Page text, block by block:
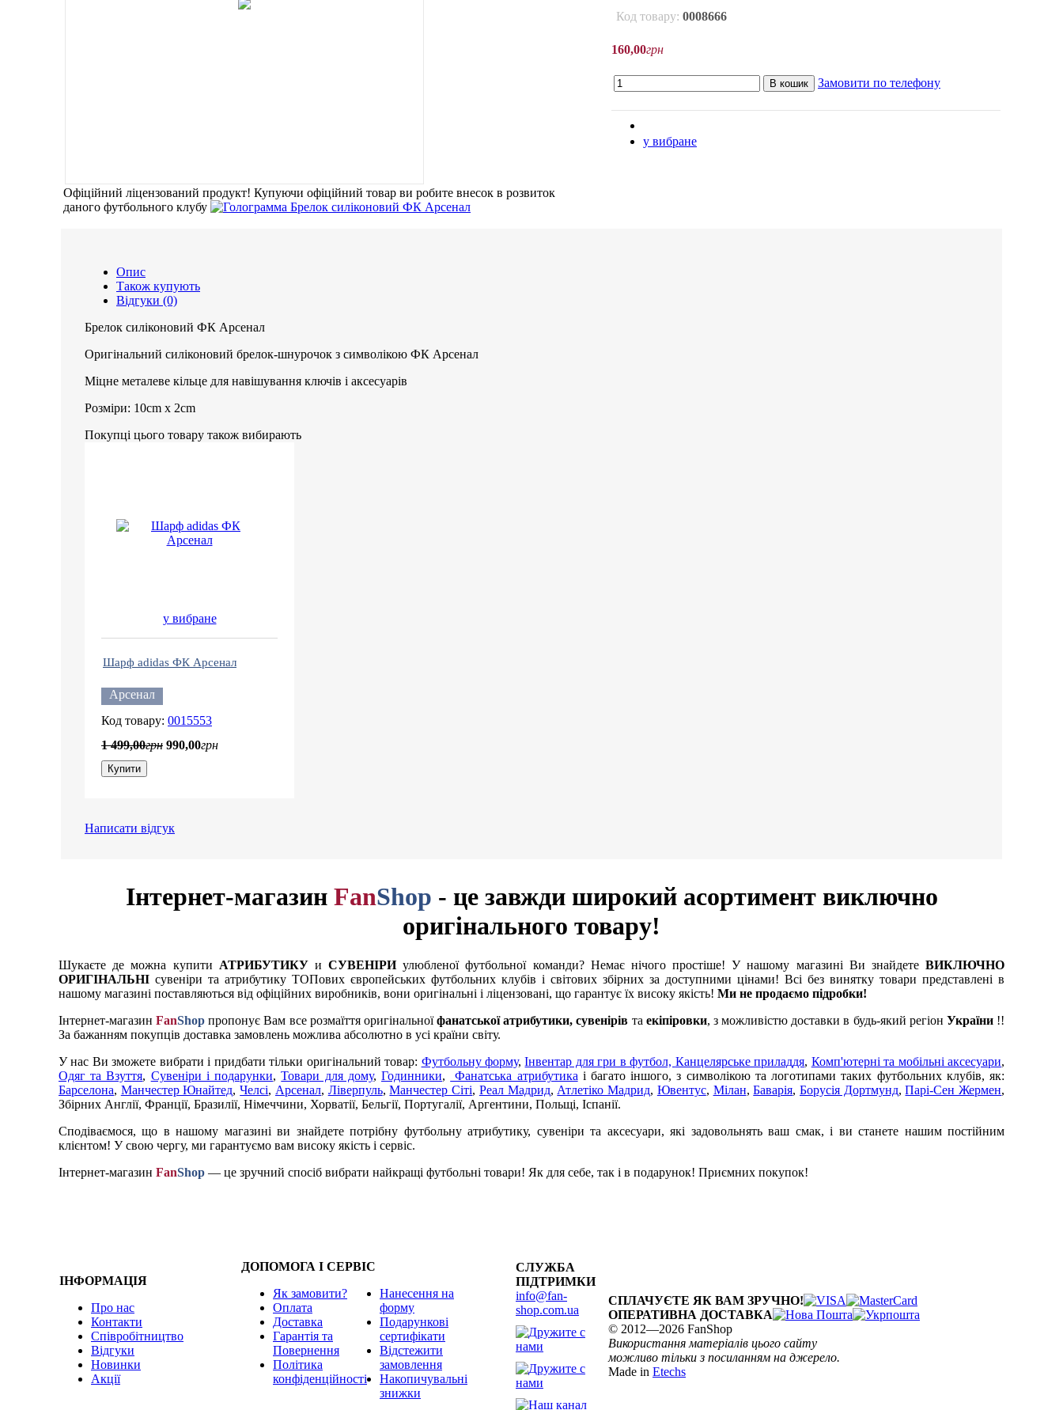
Офіційний ліцензований продукт! Купуючи офіційний товар ви робите внесок в розвиток
даного футбольного клубу
Код товару: 0008666
160,00грн
В кошик Замовити по телефону
у вибране
Опис
Також купують
Відгуки (0)
Брелок силіконовий ФК Арсенал
Оригінальний силіконовий брелок-шнурочок з символікою ФК Арсенал
Міцне металеве кільце для навішування ключів і аксесуарів
Розміри: 10cm x 2cm
Покупці цього товару також вибирають
у вибране
Шарф adidas ФК Арсенал
Арсенал
0015553
1 499,00грн 990,00грн
Купити
Написати відгук
Інтернет-магазин FanShop - це завжди широкий асортимент виключно
оригінального товару!
Шукаєте де можна купити АТРИБУТИКУиСУВЕНІРИулюбленої футбольної команди? Немає нічого простіше! У нашому магазині Ви знайдетеВИКЛЮЧНО
ОРИГІНАЛЬНІ сувеніри та атрибутику ТОПових європейських футбольних клубів і світових збірних за доступними цінами! Всі без винятку товари представлені в
нашому магазині поставляються від офіційних виробників, вони оригінальні і ліцензовані, що гарантує їх високу якість! Ми не продаємо підробки!
Інтернет-магазинFanShop пропонує Вам все розмаїття оригінальноїфанатської атрибутики, сувенірів та екіпіровки, з можливістю доставки в будь-який регіон України !!
За бажанням покупців доставка замовлень можлива абсолютно в усі країни світу.
У нас Ви зможете вибрати і придбати тільки оригінальний товар: Футбольну форму,Інвентар для гри в футбол, Канцелярське приладдя, Комп'ютерні та мобільні аксесуари,
Одяг та Взуття, Сувеніри і подарунки,Товари для дому, Годинники, Фанатська атрибутика і багато іншого, з символікою та логотипами таких футбольних клубів, як:
Барселона, Манчестер Юнайтед,Челсі, Арсенал, Ліверпуль,Манчестер Сіті, Реал Мадрид, Атлетіко Мадрид, Ювентус, Мілан,Баварія,Борусія Дортмунд,Парі-Сен Жермен,
Збірних Англії, Франції, Бразилії, Німеччини, Хорватії, Бельгії, Португалії, Аргентини, Польщі, Іспанії.
Сподіваємося, що в нашому магазині ви знайдете потрібну футбольну атрибутику, сувеніри та аксесуари, які задовольнять ваш смак, і ви станете нашим постійним
клієнтом! У свою чергу, ми гарантуємо вам високу якість і сервіс.
Інтернет-магазин FanShop — це зручний спосіб вибрати найкращі футбольні товари! Як для себе, так і в подарунок! Приємних покупок!
ІНФОРМАЦІЯ
Про нас
Контакти
Співробітництво
Відгуки
Новинки
Акції
ДОПОМОГА І СЕРВІС
Як замовити?
Оплата
Доставка
Гарантія та
Повернення
Політика
конфіденційності
Нанесення на
форму
Подарункові
сертифікати
Відстежити
замовлення
Накопичувальні
знижки
СЛУЖБА
ПІДТРИМКИ
info@fan-
shop.com.ua
СПЛАЧУЄТЕ ЯК ВАМ ЗРУЧНО!
ОПЕРАТИВНА ДОСТАВКА
© 2012—2026 FanShop
Використання матеріалів цього сайту
можливо тільки з посиланням на джерело.
Made in Etechs